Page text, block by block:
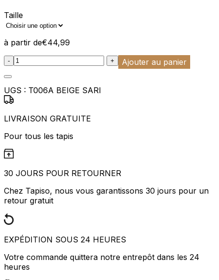
Taille
à partir de€44,99
:product_name quantity
- + Ajouter au panier
UGS : T006A BEIGE SARI
LIVRAISON GRATUITE
Pour tous les tapis
30 JOURS POUR RETOURNER
Chez Tapiso, nous vous garantissons 30 jours pour un
retour gratuit
EXPÉDITION SOUS 24 HEURES
Votre commande quittera notre entrepôt dans les 24
heures